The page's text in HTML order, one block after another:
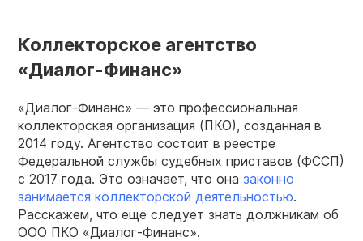
Коллекторское агентство
«Диалог-Финанс»
«Диалог-Финанс» — это профессиональная
коллекторская организация (ПКО), созданная в
2014 году. Агентство состоит в реестре
Федеральной службы судебных приставов (ФССП)
с 2017 года. Это означает, что она законно
занимается коллекторской деятельностью.
Расскажем, что еще следует знать должникам об
ООО ПКО «Диалог-Финанс».